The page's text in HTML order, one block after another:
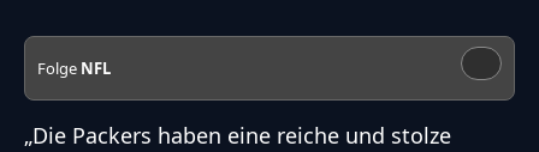
Folge NFL
„Die Packers haben eine reiche und stolze